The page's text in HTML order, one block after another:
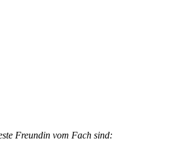
Freundin vom Fach sind: